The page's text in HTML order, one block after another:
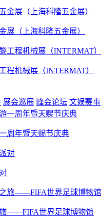
展（上海科隆五金展）
程机械展（INTERMAT）
展会巡展 峰会论坛 文娱赛事
周年暨天赐节庆典
——FIFA世界足球博物馆